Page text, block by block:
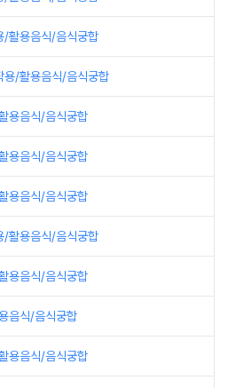
/활용음식/음식궁합
용/활용음식/음식궁합
용음식/음식궁합
용음식/음식궁합
용음식/음식궁합
/활용음식/음식궁합
용음식/음식궁합
음식/음식궁합
용음식/음식궁합